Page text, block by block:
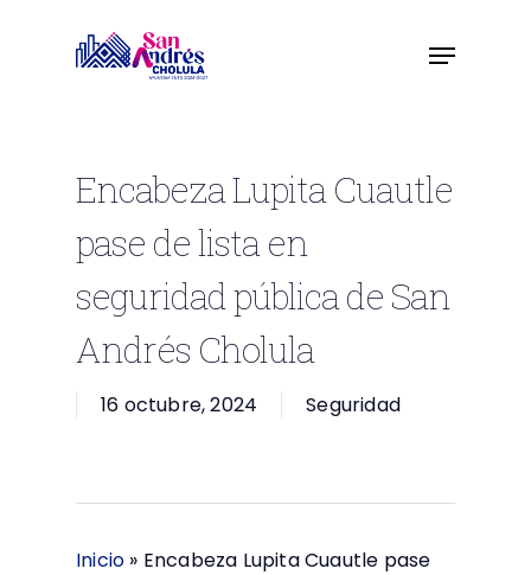
Encabeza Lupita Cuautle
pase de lista en
seguridad pública de San
Andrés Cholula
16 octubre, 2024 Seguridad
Inicio » Encabeza Lupita Cuautle pase